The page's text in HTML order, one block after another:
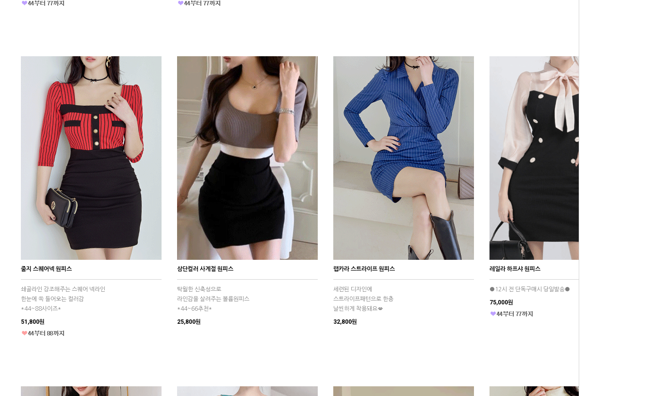
줄지 스퀘어넥 원피스
쇄골라인 강조해주는 스퀘어 넥라인
한눈에 쏙 들어오는 컬러감
*44~88사이즈*
51,800원
삼단컬러 사계절 원피스
탁월한 신축성으로
라인감을 살려주는 볼륨원피스
*44~66추천*
25,800원
랩카라 스트라이프 원피스
세련된 디자인에
스트라이프패턴으로 한층
날씬하게 착용돼요💋
32,800원
레일라 하프샤 원피스
●12시 전 단독구매시 당일발송●
75,000원